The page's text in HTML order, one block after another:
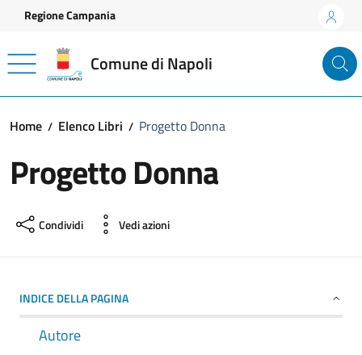
Vai ai contenuti
Vai al footer
Regione Campania
Comune di Napoli
Home Elenco Libri Progetto Donna
Progetto Donna
Condividi Vedi azioni
INDICE DELLA PAGINA
Autore